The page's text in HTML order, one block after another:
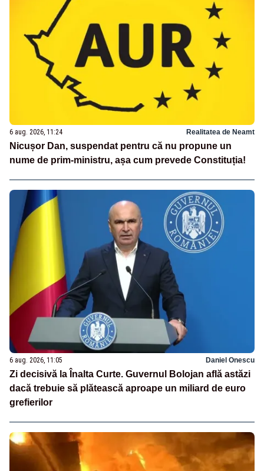
6 aug. 2026, 11:24 Realitatea de Neamt
Nicușor Dan, suspendat pentru că nu propune un
nume de prim-ministru, așa cum prevede Constituția!
6 aug. 2026, 11:05 Daniel Onescu
Zi decisivă la Înalta Curte. Guvernul Bolojan află astăzi
dacă trebuie să plătească aproape un miliard de euro
grefierilor